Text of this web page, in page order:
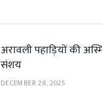
अरावली पहाड़ियों की
संशय
DECEMBER 28, 2025